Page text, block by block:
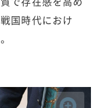
国時代におけ